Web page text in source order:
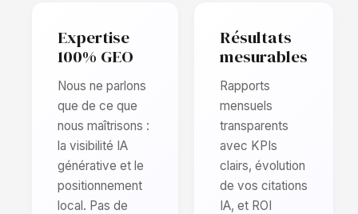
Expertise
100% GEO
Nous ne parlons
que de ce que
nous maîtrisons :
la visibilité IA
générative et le
positionnement
local. Pas de
Résultats
mesurables
Rapports
mensuels
transparents
avec KPIs
clairs, évolution
de vos citations
IA, et ROI